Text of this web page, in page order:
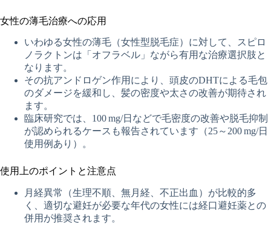
女性の薄毛治療への応用
いわゆる女性の薄毛（女性型脱毛症）に対して、スピロ
ノラクトンは「オフラベル」ながら有用な治療選択肢と
なります。
その抗アンドロゲン作用により、頭皮のDHTによる毛包
のダメージを緩和し、髪の密度や太さの改善が期待され
ます。
臨床研究では、100 mg/日などで毛密度の改善や脱毛抑制
が認められるケースも報告されています（25～200 mg/日
使用例あり）。
使用上のポイントと注意点
月経異常（生理不順、無月経、不正出血）が比較的多
く、適切な避妊が必要な年代の女性には経口避妊薬との
併用が推奨されます。